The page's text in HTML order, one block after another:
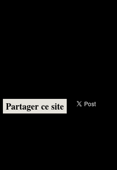
Partager ce site